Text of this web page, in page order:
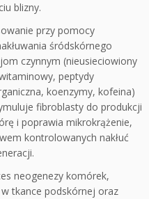
blizny.
przy pomocy
śródskórnego
czynnym (nieusieciowiony
peptydy
koenzymy, kofeina)
fibroblasty do produkcji
i poprawia mikrokrążenie,
kontrolowanych nakłuć
neogenezy komórek,
tkance podskórnej oraz